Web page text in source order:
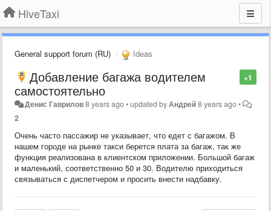
HiveTaxi
General support forum (RU) Ideas
+1
Добавление багажа водителем
самостоятельно
Денис Гаврилов8 years ago•updated byАндрей8 years ago•
2
Очень часто пассажир не указывает, что едет с багажом. В
нашем городе на рынке такси берется плата за багаж, так же
функция реализована в клиентском приложении. Большой багаж
и маленький, соответственно 50 и 30. Водителю приходиться
связываться с диспетчером и просить внести надбавку.